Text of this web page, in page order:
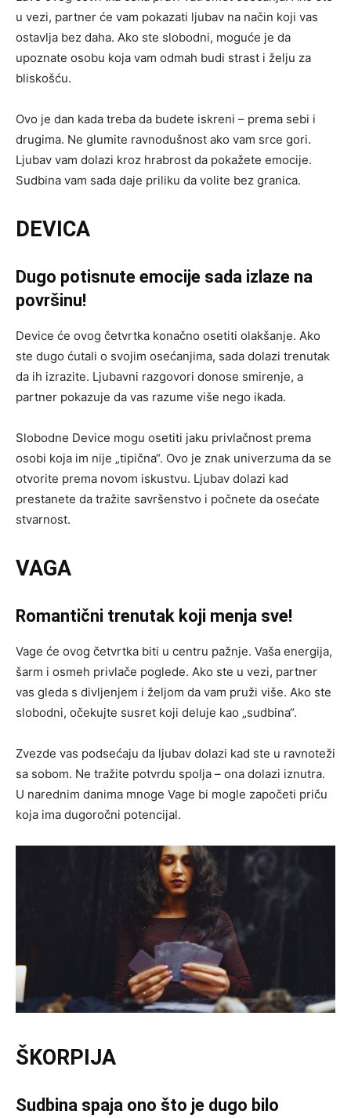
u vezi, partner će vam pokazati ljubav na način koji vas
ostavlja bez daha. Ako ste slobodni, moguće je da
upoznate osobu koja vam odmah budi strast i želju za
bliskošću.
Ovo je dan kada treba da budete iskreni – prema sebi i
drugima. Ne glumite ravnodušnost ako vam srce gori.
Ljubav vam dolazi kroz hrabrost da pokažete emocije.
Sudbina vam sada daje priliku da volite bez granica.
DEVICA
Dugo potisnute emocije sada izlaze na
površinu!
Device će ovog četvrtka konačno osetiti olakšanje. Ako
ste dugo ćutali o svojim osećanjima, sada dolazi trenutak
da ih izrazite. Ljubavni razgovori donose smirenje, a
partner pokazuje da vas razume više nego ikada.
Slobodne Device mogu osetiti jaku privlačnost prema
osobi koja im nije „tipična“. Ovo je znak univerzuma da se
otvorite prema novom iskustvu. Ljubav dolazi kad
prestanete da tražite savršenstvo i počnete da osećate
stvarnost.
VAGA
Romantični trenutak koji menja sve!
Vage će ovog četvrtka biti u centru pažnje. Vaša energija,
šarm i osmeh privlače poglede. Ako ste u vezi, partner
vas gleda s divljenjem i željom da vam pruži više. Ako ste
slobodni, očekujte susret koji deluje kao „sudbina“.
Zvezde vas podsećaju da ljubav dolazi kad ste u ravnoteži
sa sobom. Ne tražite potvrdu spolja – ona dolazi iznutra.
U narednim danima mnoge Vage bi mogle započeti priču
koja ima dugoročni potencijal.
ŠKORPIJA
Sudbina spaja ono što je dugo bilo